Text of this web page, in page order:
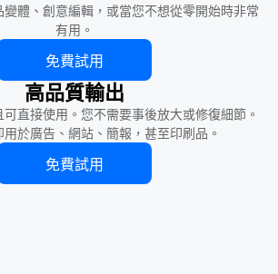
體、創意編輯，或當您不想從零開始時非常
有用。
免費試用
高品質輸出
直接使用。您不需要事後放大或修復細節。
於廣告、網站、簡報，甚至印刷品。
免費試用